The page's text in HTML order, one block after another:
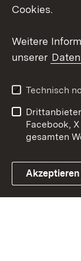
Link zum
Datenschutz
Impressum
Cookies.
Weitere
unserer
Technisch
Facebook,
gesamten
Akzeptieren